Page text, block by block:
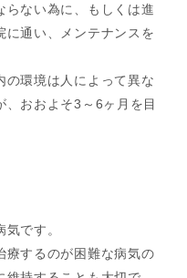
らない為に、もしくは進
に通い、メンテナンスを
の環境は人によって異な
、おおよそ3～6ヶ月を目
です。
療するのが困難な病気の